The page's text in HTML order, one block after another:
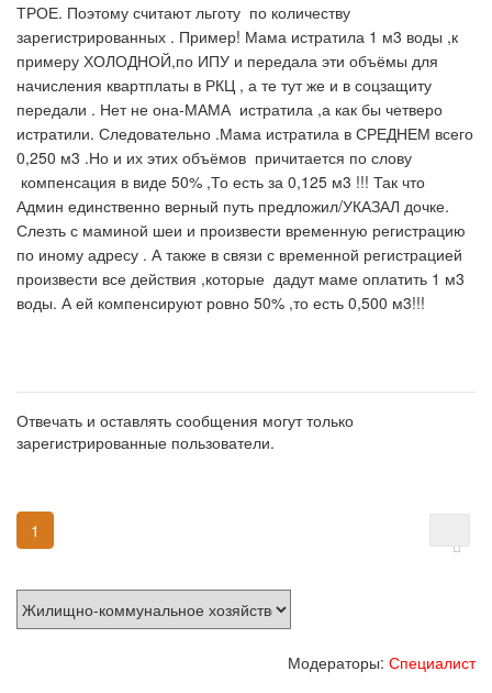
ТРОЕ. Поэтому считают льготу по количеству
зарегистрированных . Пример! Мама истратила 1 м3 воды ,к
примеру ХОЛОДНОЙ,по ИПУ и передала эти объёмы для
начисления квартплаты в РКЦ , а те тут же и в соцзащиту
передали . Нет не она-МАМА истратила ,а как бы четверо
истратили. Следовательно .Мама истратила в СРЕДНЕМ всего
0,250 м3 .Но и их этих объёмов причитается по слову
компенсация в виде 50% ,То есть за 0,125 м3 !!! Так что
Админ единственно верный путь предложил/УКАЗАЛ дочке.
Слезть с маминой шеи и произвести временную регистрацию
по иному адресу . А также в связи с временной регистрацией
произвести все действия ,которые дадут маме оплатить 1 м3
воды. А ей компенсируют ровно 50% ,то есть 0,500 м3!!!
Отвечать и оставлять сообщения могут только
зарегистрированные пользователи.
1
Модераторы: Специалист